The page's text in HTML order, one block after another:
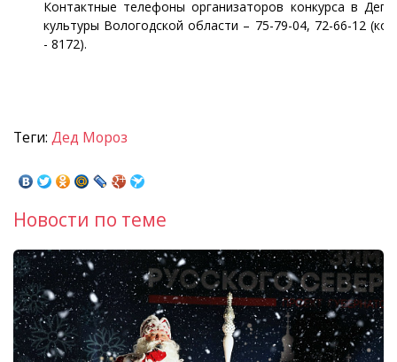
Контактные телефоны организаторов конкурса в
культуры Вологодской области – 75-79-04, 72-66-12
- 8172).
Теги: Дед Мороз
Новости по теме